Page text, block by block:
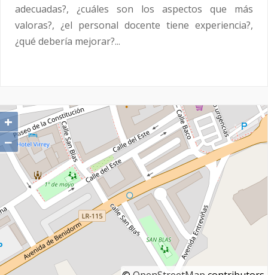
adecuadas?, ¿cuáles son los aspectos que más
valoras?, ¿el personal docente tiene experiencia?,
¿qué debería mejorar?...
+
−